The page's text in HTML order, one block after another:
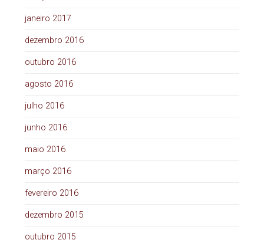
janeiro 2017
dezembro 2016
outubro 2016
agosto 2016
julho 2016
junho 2016
maio 2016
março 2016
fevereiro 2016
dezembro 2015
outubro 2015